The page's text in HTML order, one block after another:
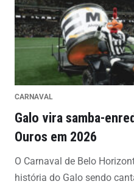
CARNAVAL
Galo vira samba-
Ouros em 2026
O Carnaval de Belo
história do Galo sendo